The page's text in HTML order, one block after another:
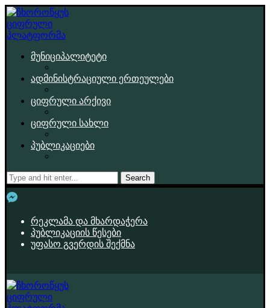
მუნიციპალიტეტი
ადმინისტრაციული ერთეულები
ციფრული არქივი
ციფრული სახლი
პუბლიკაციები
Search
რეკლამა და მხარდაჭერა
პუბლიკაციის წესები
უფასო გვერდის შექმნა